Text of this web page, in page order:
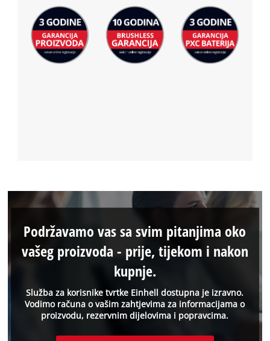
Služba za korisnike tvrtke Einhell dostupna je izravno.
Vodimo računa o vašim zahtjevima za informacijama o
proizvodu, rezervnim dijelovima i popravcima.
Podržavamo vas sa svim pitanjima oko
vašeg proizvoda - prije, tijekom i nakon
kupnje.